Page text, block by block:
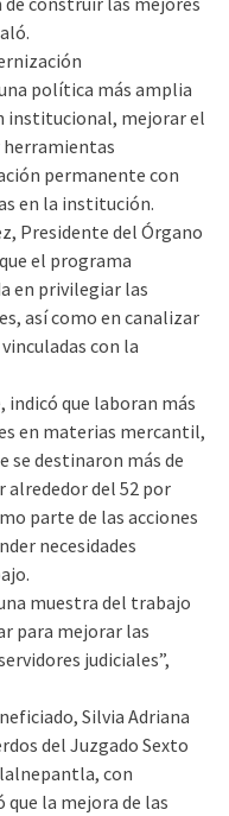
política más amplia
institucional, mejorar el
permanente con
en la institución.
Presidente del Órgano
el programa
en privilegiar las
así como en canalizar
con la
que laboran más
en materias mercantil,
se destinaron más de
alrededor del 52 por
parte de las acciones
necesidades
muestra del trabajo
para mejorar las
judiciales”,
Silvia Adriana
del Juzgado Sexto
con
que la mejora de las